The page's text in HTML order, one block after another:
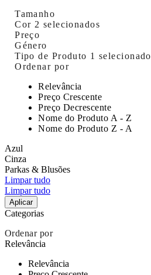
Tamanho
Cor 2 selecionados
Preço
Género
Tipo de Produto 1 selecionado
Ordenar por
Relevância
Preço Crescente
Preço Decrescente
Nome do Produto A - Z
Nome do Produto Z - A
Azul
Cinza
Parkas & Blusões
Limpar tudo
Limpar tudo
Aplicar
Categorias
Ordenar por
Relevância
Relevância